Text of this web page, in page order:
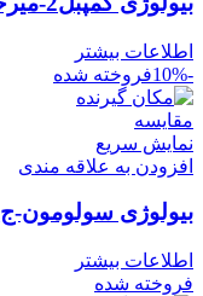
اطلاعات بیشتر
-10%
فروخته شده
مقايسه
نمایش سریع
افزودن به علاقه مندی
بیولوژی سولومون-ج5/خانه زیست شناسی
اطلاعات بیشتر
فروخته شده